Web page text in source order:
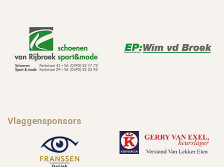
Vlaggensponsors